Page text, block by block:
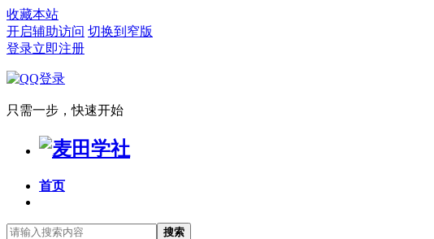
收藏本站
开启辅助访问 切换到窄版
登录立即注册
只需一步，快速开始
首页
搜索